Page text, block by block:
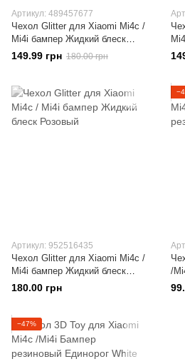
Артикул: 489457677
Чехол Glitter для Xiaomi Mi4c /
Mi4i бампер Жидкий блеск
Синий
149.99 грн 180.00 грн
Артикул: 952516435
Чехол Glitter для Xiaomi Mi4c /
Mi4i бампер Жидкий блеск
Розовый
180.00 грн
/
−47%